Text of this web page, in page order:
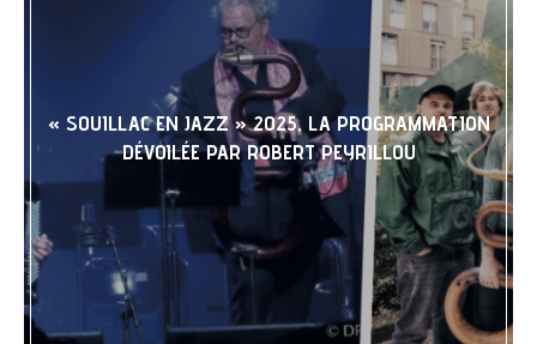
« SOUILLAC EN JAZZ » 2025, LA PROGRAMMATION
DÉVOILÉE PAR ROBERT PEYRILLOU